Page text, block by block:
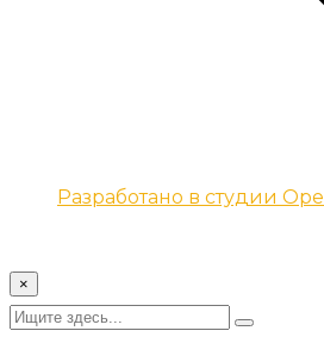
Разработано в студии
×